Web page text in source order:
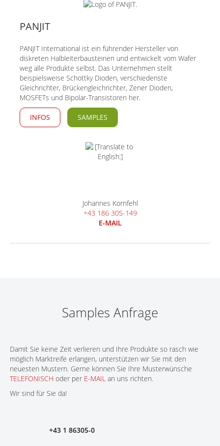
PANJIT
PANJIT International ist ein führender Hersteller von
diskreten Halbleiterbausteinen und entwickelt vom Wafer
weg alle Produkte selbst. Das Unternehmen stellt
beispielsweise Schottky Dioden, verschiedenste
Gleichrichter, Brückengleichrichter, Zener Dioden,
MOSFETs und Bipolar-Transistoren her.
INFOS SAMPLES
Johannes Kornfehl
+43 186 305-149
E-MAIL
Samples Anfrage
Damit Sie keine Zeit verlieren und Ihre Produkte so rasch wie
möglich Marktreife erlangen, unterstützen wir Sie mit den
neuesten Mustern. Gerne können Sie Ihre Musterwünsche
TELEFONISCH oder per E-MAIL an uns richten.
Wir sind für Sie da!
+43 1 86305-0